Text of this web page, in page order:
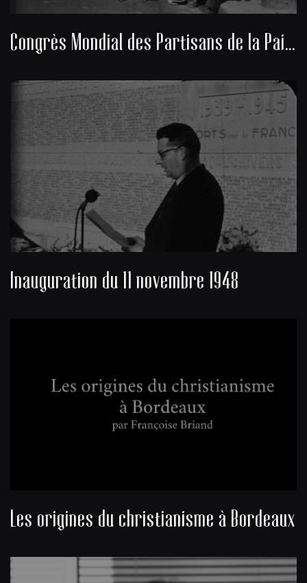
Congrès Mondial des Partisans de la Paix 1949
Inauguration du 11 novembre 1948
Les origines du christianisme à Bordeaux